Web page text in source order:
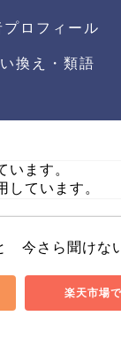
プロフィール
換え・類語
ます。
ています。
　今さら聞けな
楽天市場